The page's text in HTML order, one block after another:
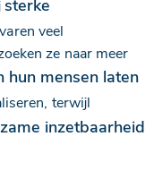
sterke
veel
ze naar meer
hun mensen laten
terwijl
inzetbaarheid